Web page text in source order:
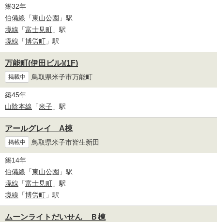
築32年
伯備線 「東山公園 」駅
境線 「富士見町 」駅
境線 「博労町 」駅
万能町(伊田ビル)(1F)
掲載中 鳥取県米子市万能町
築45年
山陰本線 「米子 」駅
アールグレイ A棟
掲載中 鳥取県米子市皆生新田
築14年
伯備線 「東山公園 」駅
境線 「富士見町 」駅
境線 「博労町 」駅
ムーンライトだいせん Ｂ棟